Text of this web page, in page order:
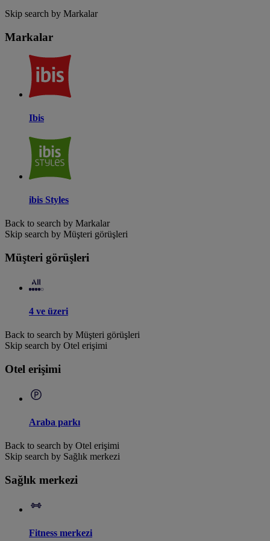
Skip search by Markalar
Markalar
Ibis
ibis Styles
Back to search by Markalar
Skip search by Müşteri görüşleri
Müşteri görüşleri
4 ve üzeri
Back to search by Müşteri görüşleri
Skip search by Otel erişimi
Otel erişimi
Araba parkı
Back to search by Otel erişimi
Skip search by Sağlık merkezi
Sağlık merkezi
Fitness merkezi